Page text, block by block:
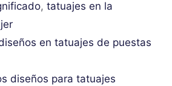
, tatuajes en la
en tatuajes de puestas
diseños para tatuajes